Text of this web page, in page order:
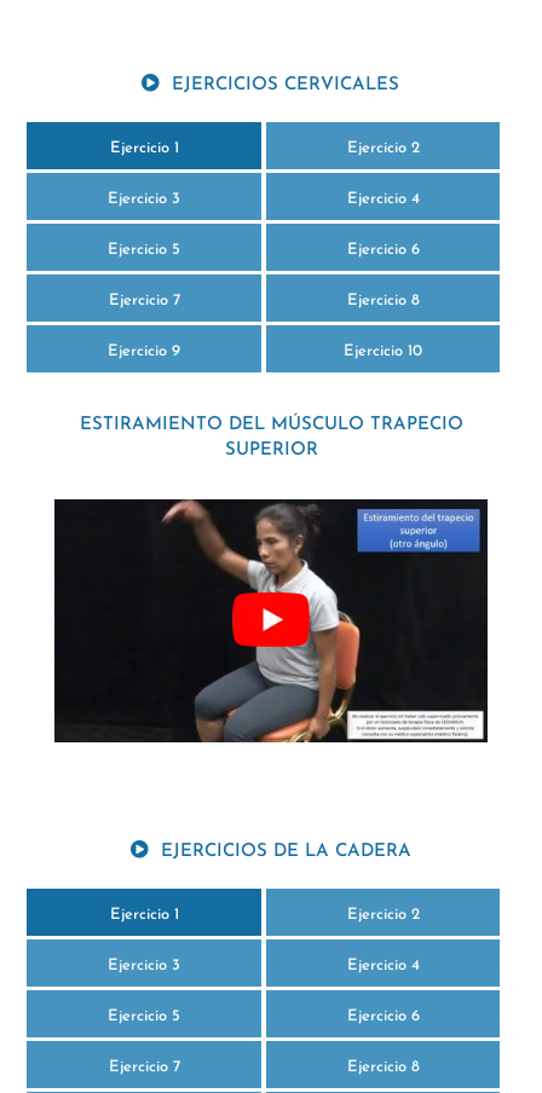
EJERCICIOS CERVICALES
Ejercicio 1 Ejercicio 2
Ejercicio 3 Ejercicio 4
Ejercicio 5 Ejercicio 6
Ejercicio 7 Ejercicio 8
Ejercicio 9 Ejercicio 10
ESTIRAMIENTO DEL MÚSCULO TRAPECIO
SUPERIOR
EJERCICIOS DE LA CADERA
Ejercicio 1 Ejercicio 2
Ejercicio 3 Ejercicio 4
Ejercicio 5 Ejercicio 6
Ejercicio 7 Ejercicio 8